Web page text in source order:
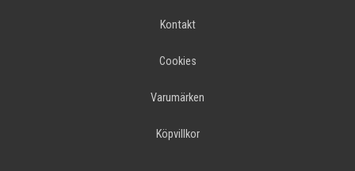
Kontakt
Cookies
Varumärken
Köpvillkor